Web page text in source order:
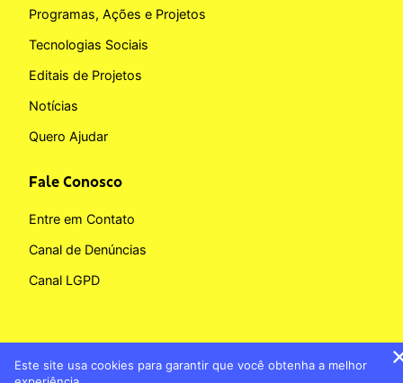
Programas, Ações e Projetos
Tecnologias Sociais
Editais de Projetos
Notícias
Quero Ajudar
Fale Conosco
Entre em Contato
Canal de Denúncias
Canal LGPD
Este site usa cookies para garantir que você obtenha a melhor